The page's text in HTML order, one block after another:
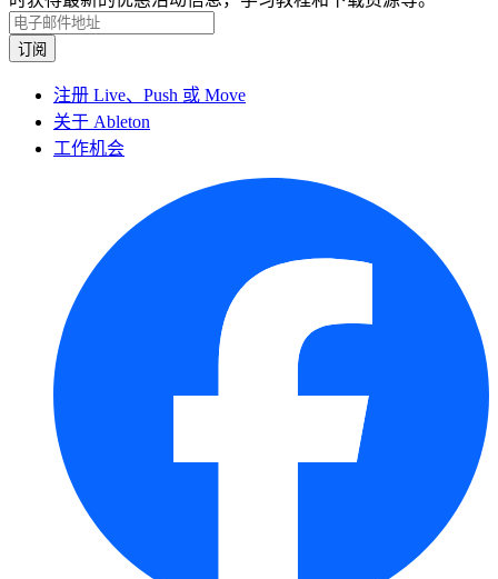
注册 Live、Push 或 Move
关于 Ableton
工作机会